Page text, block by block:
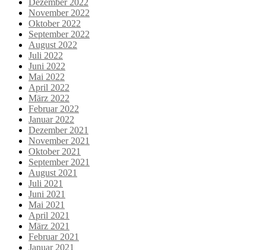
Dezember 2022
November 2022
Oktober 2022
September 2022
August 2022
Juli 2022
Juni 2022
Mai 2022
April 2022
März 2022
Februar 2022
Januar 2022
Dezember 2021
November 2021
Oktober 2021
September 2021
August 2021
Juli 2021
Juni 2021
Mai 2021
April 2021
März 2021
Februar 2021
Januar 2021